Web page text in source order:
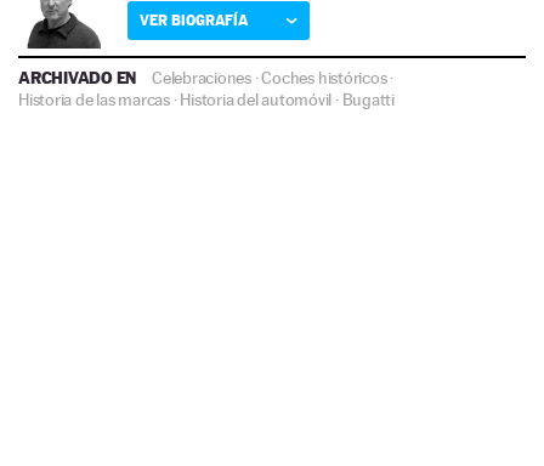
VER BIOGRAFÍA
ARCHIVADO EN Celebraciones ·Coches históricos·
Historia de las marcas·Historia del automóvil · Bugatti